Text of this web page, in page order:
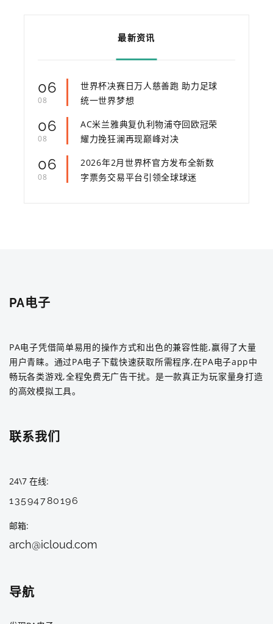
最新资讯
06
08
世界杯决赛日万人慈善跑 助力足球
统一世界梦想
06
08
AC米兰雅典复仇利物浦夺回欧冠荣
耀力挽狂澜再现巅峰对决
06
08
2026年2月世界杯官方发布全新数
字票务交易平台引领全球球迷
PA电子
PA电子凭借简单易用的操作方式和出色的兼容性能,赢得了大量
用户青睐。通过PA电子下载快速获取所需程序,在PA电子app中
畅玩各类游戏,全程免费无广告干扰。是一款真正为玩家量身打造
的高效模拟工具。
联系我们
24\7 在线
13594780196
邮箱
arch@icloud.com
导航